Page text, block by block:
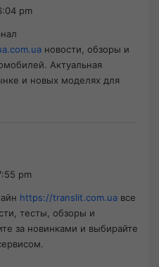
pm
новости, обзоры и
Актуальная
и новых моделях для
pm
https://translit.com.ua все
тесты, обзоры и
за новинками и выбирайте